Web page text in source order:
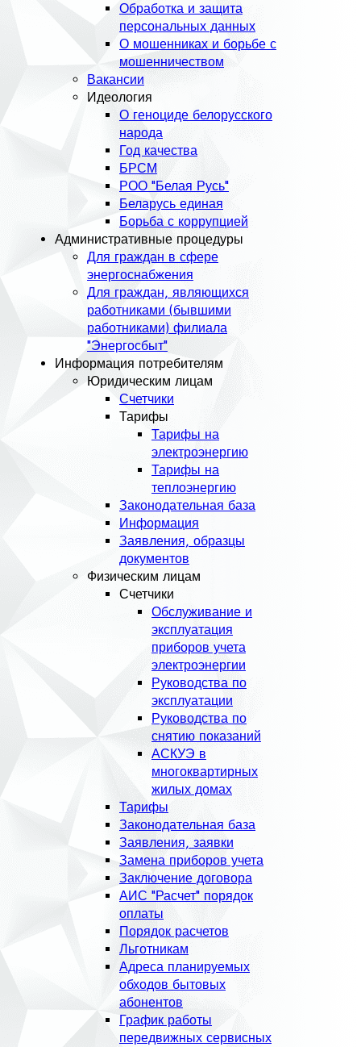
Обработка и защита
персональных данных
О мошенниках и борьбе с
мошенничеством
Вакансии
Идеология
О геноциде белорусского
народа
Год качества
БРСМ
РОО "Белая Русь"
Беларусь единая
Борьба с коррупцией
Административные процедуры
Для граждан в сфере
энергоснабжения
Для граждан, являющихся
работниками (бывшими
работниками) филиала
"Энергосбыт"
Информация потребителям
Юридическим лицам
Счетчики
Тарифы
Тарифы на
электроэнергию
Тарифы на
теплоэнергию
Законодательная база
Информация
Заявления, образцы
документов
Физическим лицам
Счетчики
Обслуживание и
эксплуатация
приборов учета
электроэнергии
Руководства по
эксплуатации
Руководства по
снятию показаний
АСКУЭ в
многоквартирных
жилых домах
Тарифы
Законодательная база
Заявления, заявки
Замена приборов учета
Заключение договора
АИС "Расчет" порядок
оплаты
Порядок расчетов
Льготникам
Адреса планируемых
обходов бытовых
абонентов
График работы
передвижных сервисных